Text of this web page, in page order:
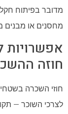
מדובר בפיתוח
מחסנים או מבנים
חוזה
חוזי השכרה
לצרכי השוכר –